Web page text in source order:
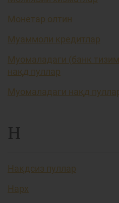
Монетар олтин
Муаммоли кредитлар
Муомаладаги (банк
нақд пуллар
Муомаладаги нақд
Н
Нақдсиз пуллар
Нарх